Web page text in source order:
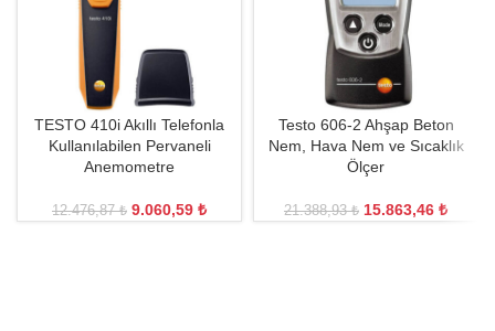
TESTO 410i Akıllı Telefonla
Kullanılabilen Pervaneli
Anemometre
12.476,87₺ 9.060,59 ₺
Testo 606-2 Ahşap Beton
Nem, Hava Nem ve Sıcaklık
Ölçer
21.388,93₺ 15.863,46 ₺